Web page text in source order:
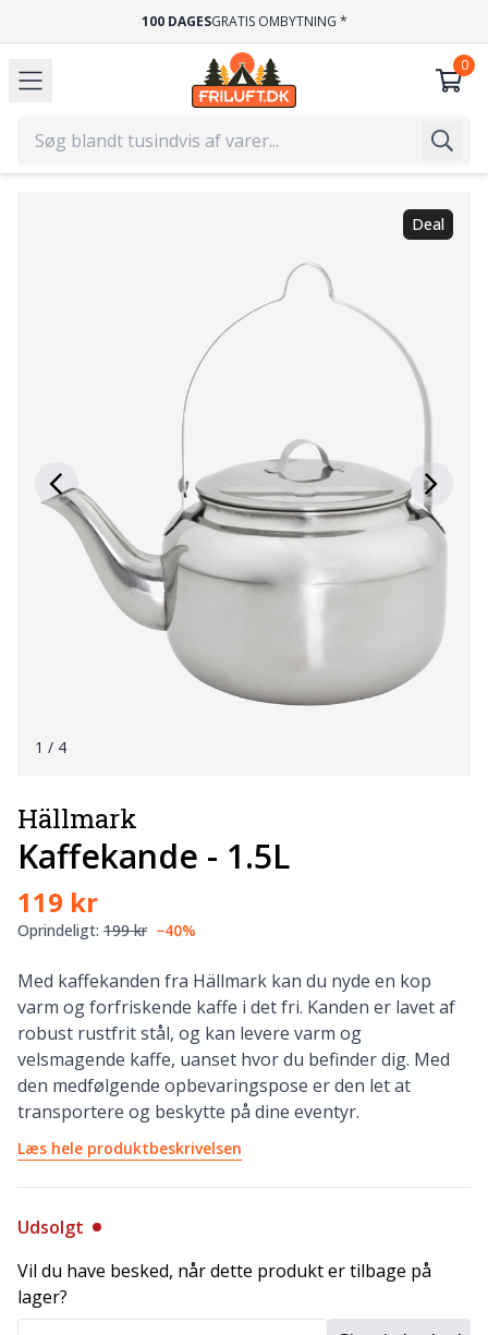
100 DAGESGRATIS OMBYTNING *
Deal
1 / 4
Hällmark
Kaffekande - 1.5L
119 kr
Oprindeligt: 199 kr −40%
Med kaffekanden fra Hällmark kan du nyde en kop
varm og forfriskende kaffe i det fri. Kanden er lavet af
robust rustfrit stål, og kan levere varm og
velsmagende kaffe, uanset hvor du befinder dig. Med
den medfølgende opbevaringspose er den let at
transportere og beskytte på dine eventyr.
Læs hele produktbeskrivelsen
Udsolgt
Vil du have besked, når dette produkt er tilbage på
lager?